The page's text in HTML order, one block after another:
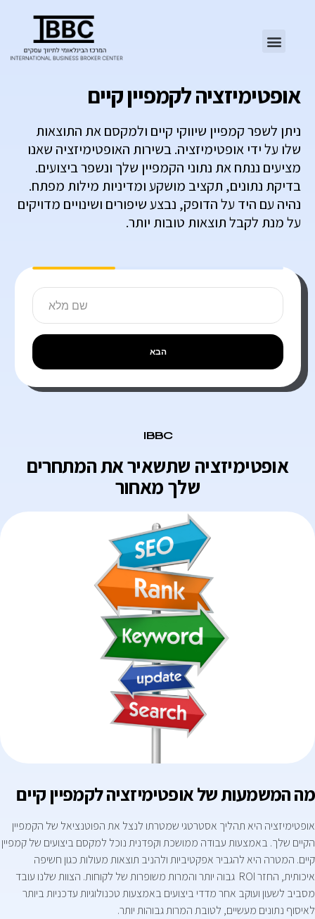
אופטימיזציה לקמפיין קיים
ניתן לשפר קמפיין שיווקי קיים ולמקסם את התוצאות
שלו על ידי אופטימיזציה. בשירות האופטימיזציה שאנו
מציעים ננתח את נתוני הקמפיין שלך ונשפר ביצועים.
בדיקת נתונים, תקציב מושקע ומדיניות מילות מפתח.
נהיה עם היד על הדופק, נבצע שיפורים ושינויים מדויקים
על מנת לקבל תוצאות טובות יותר.
הבא
IBBC
אופטימיזציה שתשאיר את המתחרים
שלך מאחור
מה המשמעות של אופטימיזציה לקמפיין קיים
אופטימיזציה היא תהליך אסטרטגי שמטרתו לנצל את הפוטנציאל של הקמפיין
הקיים שלך. באמצעות עבודה ממושכת וקפדנית נוכל למקסם ביצועים של קמפיין
קיים. המטרה היא להגביר אפקטיביות ולהניב תוצאות מעולות כגון חשיפה
איכותית, החזר ROI גבוה יותר והמרות משופרות של לקוחות. הצוות שלנו עובד
מסביב לשעון ועוקב אחר מדדי ביצועים באמצעות טכנולוגיות עדכניות ביותר
לאיסוף נתונים מעשיים, לטובת המרות גבוהות יותר.